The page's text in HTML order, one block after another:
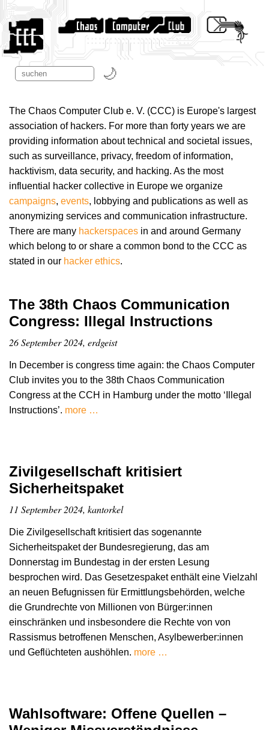
The Chaos Computer Club e. V. (CCC) is Europe's largest
association of hackers. For more than forty years we are
providing information about technical and societal issues,
such as surveillance, privacy, freedom of information,
hacktivism, data security, and hacking. As the most
influential hacker collective in Europe we organize
campaigns, events, lobbying and publications as well as
anonymizing services and communication infrastructure.
There are many hackerspaces in and around Germany
which belong to or share a common bond to the CCC as
stated in our hacker ethics.
The 38th Chaos Communication
Congress: Illegal Instructions
26 September 2024, erdgeist
In December is congress time again: the Chaos Computer
Club invites you to the 38th Chaos Communication
Congress at the CCH in Hamburg under the motto ‘Illegal
Instructions’. more …
Zivilgesellschaft kritisiert
Sicherheitspaket
11 September 2024, kantorkel
Die Zivilgesellschaft kritisiert das sogenannte
Sicherheitspaket der Bundesregierung, das am
Donnerstag im Bundestag in der ersten Lesung
besprochen wird. Das Gesetzespaket enthält eine Vielzahl
an neuen Befugnissen für Ermittlungsbehörden, welche
die Grundrechte von Millionen von Bürger:innen
einschränken und insbesondere die Rechte von von
Rassismus betroffenen Menschen, Asylbewerber:innen
und Geflüchteten aushöhlen. more …
Wahlsoftware: Offene Quellen –